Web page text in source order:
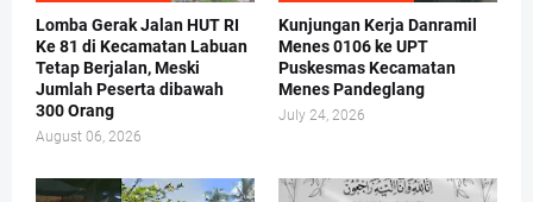
Lomba Gerak Jalan HUT RI
Ke 81 di Kecamatan Labuan
Tetap Berjalan, Meski
Jumlah Peserta dibawah
300 Orang
August 06, 2026
Kunjungan Kerja Danramil
Menes 0106 ke UPT
Puskesmas Kecamatan
Menes Pandeglang
July 24, 2026